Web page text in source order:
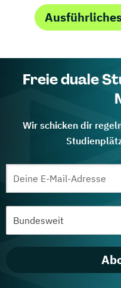
Freie duale
Wir schicken dir